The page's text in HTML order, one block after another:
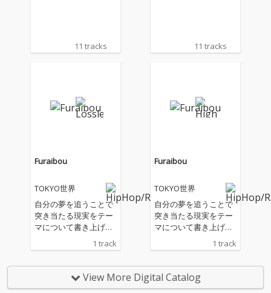
11 tracks 11 tracks
Furaibou
TOKYO世界
自分の夢を追うことで
突き当たる現実をテー
マについて書き上げた
YO世界によるコメント
術が発達したおかげ
で、夢を追うというこ
1 track
Furaibou
TOKYO世界
自分の夢を追うことで
突き当たる現実をテー
マについて書き上げた
YO世界によるコメント
術が発達したおかげ
で、夢を追うというこ
1 track
View More Digital Catalog